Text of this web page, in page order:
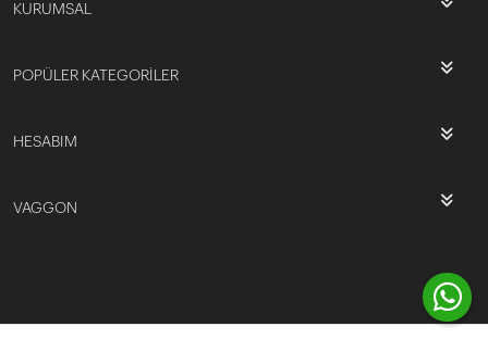
KURUMSAL
POPÜLER KATEGORİLER
HESABIM
VAGGON